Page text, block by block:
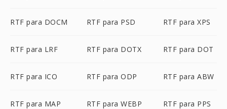
RTF para DOCM RTF para PSD RTF para XPS
RTF para LRF RTF para DOTX RTF para DOT
RTF para ICO RTF para ODP RTF para ABW
RTF para MAP RTF para WEBP RTF para PPS